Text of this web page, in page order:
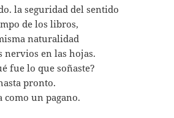
la seguridad del sentido
de los libros,
naturalidad
nervios en las hojas.
fue lo que soñaste?
pronto.
como un pagano.